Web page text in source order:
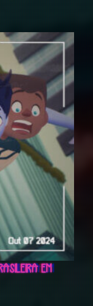
EM